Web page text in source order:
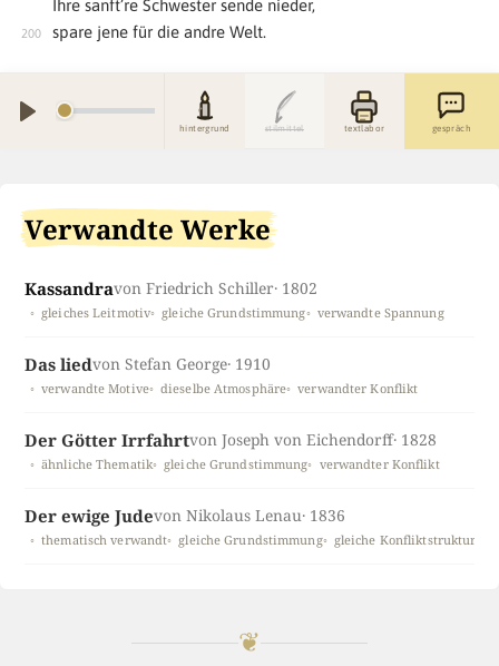
Ihre sanft’re Schwester sende nieder,
spare jene für die andre Welt.
hintergrund stilmittel textlabor gespräch
Verwandte Werke
Kassandravon Friedrich Schiller· 1802
gleiches Leitmotiv gleiche Grundstimmung verwandte Spannung
Das liedvon Stefan George· 1910
verwandte Motive dieselbe Atmosphäre verwandter Konflikt
Der Götter Irrfahrtvon Joseph von Eichendorff· 1828
ähnliche Thematik gleiche Grundstimmung verwandter Konflikt
Der ewige Judevon Nikolaus Lenau· 1836
thematisch verwandt gleiche Grundstimmung gleiche Konfliktstruktur
❦